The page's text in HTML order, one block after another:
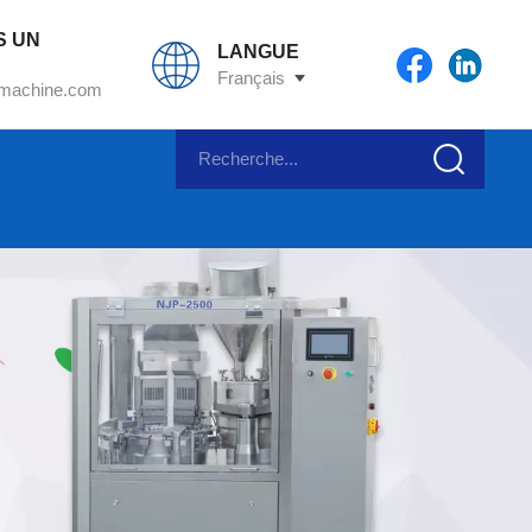
UN
LANGUE
Français